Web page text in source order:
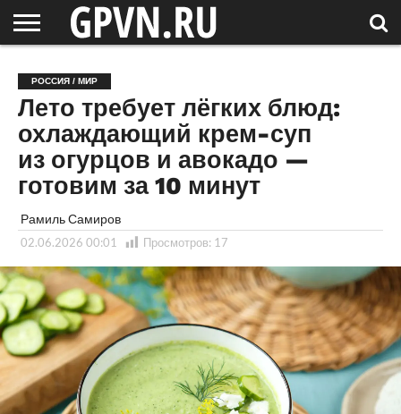
ОБЛАСТЬ
НОВОСТИ
СОСЕДЕЙ
РОССИЯ
/ МИР
СПЕЦПРОЕКТЫ
БЛОГ
СТАТЬИ
ФОТОРЕПОРТАЖИ
ИНТЕРВЬЮ
ОБЪЕКТЫ
ПОДБОРКИ
РОССИЯ / МИР
Лето требует лёгких блюд:
охлаждающий крем-суп
из огурцов и авокадо —
готовим за 10 минут
Рамиль Самиров
02.06.2026 00:01 Просмотров: 17